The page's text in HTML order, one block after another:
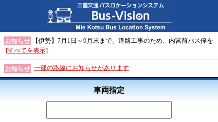
お知らせ
【伊勢】7月1日～9月末まで、道路工事のため、内宮前バス停を
[すべてを表示]
お知らせ 一部の路線にお知らせがあります
車両指定